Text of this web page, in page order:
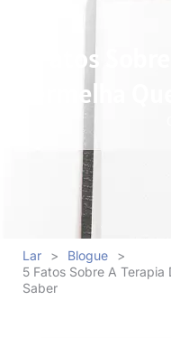
5 Fatos
Vermelha
Lar > Blogue
>
5 Fatos Sobre A Terapia
Saber